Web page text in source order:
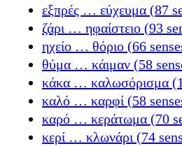
εξπρές … εύχευμα (87
ζάρι … ηφαίστειο (93
ηχείο … θόριο (66
θύμα … κάιμαν (58
κάκα … καλωσόρισμα
καλό … καρφί (58
καρό … κεράτωμα (70
κερί … κλωνάρι (74